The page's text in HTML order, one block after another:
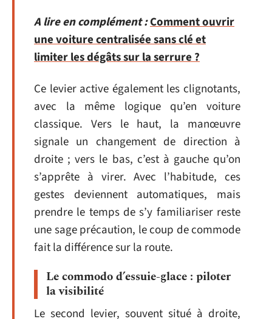
A lire en complément :Comment ouvrir
une voiture centralisée sans clé et
limiter les dégâts sur la serrure ?
Ce levier active également les clignotants,
avec la même logique qu’en voiture
classique. Vers le haut, la manœuvre
signale un changement de direction à
droite ; vers le bas, c’est à gauche qu’on
s’apprête à virer. Avec l’habitude, ces
gestes deviennent automatiques, mais
prendre le temps de s’y familiariser reste
une sage précaution, le coup de commode
fait la différence sur la route.
Le commodo d’essuie-glace : piloter
la visibilité
Le second levier, souvent situé à droite,